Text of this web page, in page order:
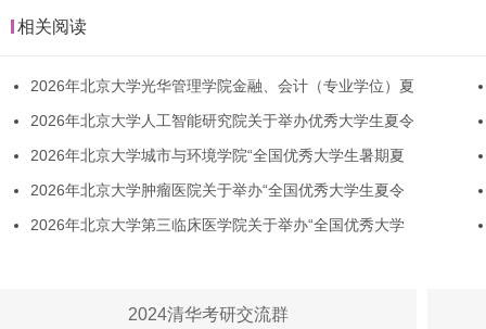
相关阅读
2026年北京大学光华管理学院金融、会计（专业学位）夏
2026年北京大学人工智能研究院关于举办优秀大学生夏令
2026年北京大学城市与环境学院“全国优秀大学生暑期夏
2026年北京大学肿瘤医院关于举办“全国优秀大学生夏令
2026年北京大学第三临床医学院关于举办“全国优秀大学
2024清华考研交流群